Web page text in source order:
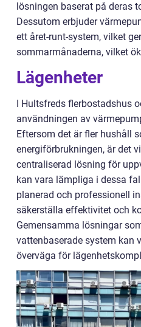
lösningen baserat på deras
Dessutom erbjuder
ett året-runt-system, vilket
sommarmånaderna, vilket
Lägenheter
I Hultsfreds flerbostadshus
användningen av
Eftersom det är fler hushåll
energiförbrukningen, är det
centraliserad lösning för
kan vara lämpliga i dessa
planerad och professionell
säkerställa effektivitet och
Gemensamma lösningar
vattenbaserade system kan
överväga för